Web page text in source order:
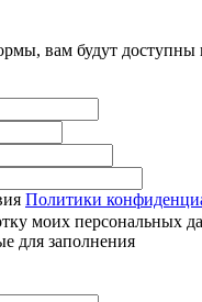
вам будут доступны
Политики
моих персональных
для заполнения